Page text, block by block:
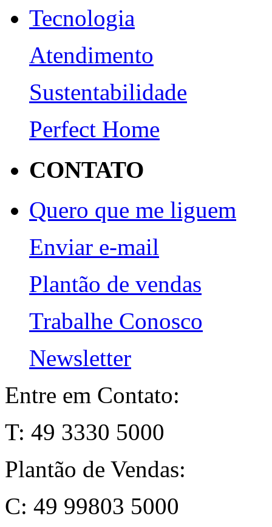
Tecnologia
Atendimento
Sustentabilidade
Perfect Home
CONTATO
Quero que me liguem
Enviar e-mail
Plantão de vendas
Trabalhe Conosco
Newsletter
Entre em Contato:
T: 49 3330 5000
Plantão de Vendas:
C: 49 99803 5000